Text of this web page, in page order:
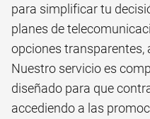
para simplificar tu
planes de
opciones
Nuestro servicio es
diseñado para que
accediendo a las